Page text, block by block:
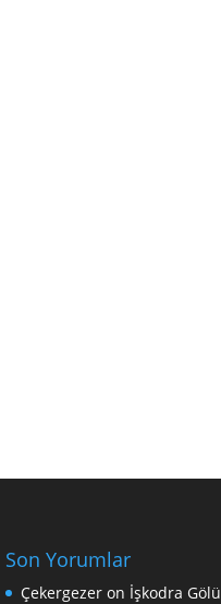
Son Yorumlar
Çekergezeron İşkodra Gölü